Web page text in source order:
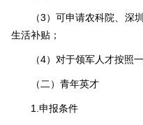
（3）可申请农科院、深
生活补贴；
（4）对于领军人才按照
（二）青年英才
1.申报条件